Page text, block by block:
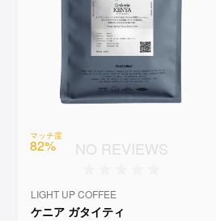
マッチ度
82% NO REVIEWS
LIGHT UP COFFEE
ケニア ガタイティ